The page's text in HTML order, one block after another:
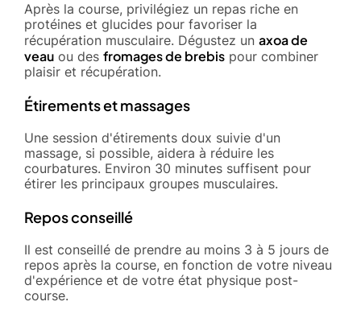
Après la course, privilégiez un repas riche en
protéines et glucides pour favoriser la
récupération musculaire. Dégustez un axoa de
veau ou des fromages de brebis pour combiner
plaisir et récupération.
Étirements et massages
Une session d'étirements doux suivie d'un
massage, si possible, aidera à réduire les
courbatures. Environ 30 minutes suffisent pour
étirer les principaux groupes musculaires.
Repos conseillé
Il est conseillé de prendre au moins 3 à 5 jours de
repos après la course, en fonction de votre niveau
d'expérience et de votre état physique post-
course.